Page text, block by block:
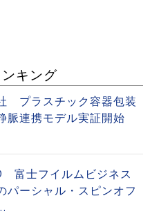
キング
プラスチック容器包装
脈連携モデル実証開始
富士フイルムビジネス
パーシャル・スピンオフ